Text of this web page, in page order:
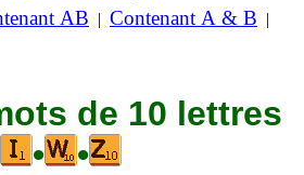
AB | Contenant A & B |
de 10 lettres
• •